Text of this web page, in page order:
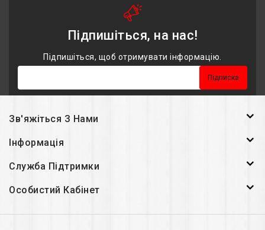
1440 x 3168 pixels (~510 ppi
Підпишіться, на нас!
Підпишіться, щоб отримувати інформацію.
Підписка
Зв'яжіться З Нами
Інформація
Служба Підтримки
Особистий Кабінет